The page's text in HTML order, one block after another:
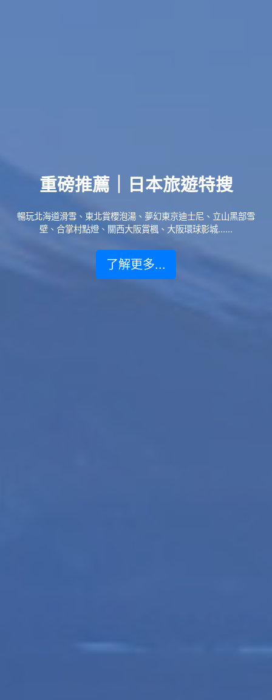
重磅推薦｜日本旅遊特搜
暢玩北海道滑雪、東北賞櫻泡湯、夢幻東京迪士尼、立山黑部雪
壁、合掌村點燈、關西大阪賞楓、大阪環球影城......
了解更多...